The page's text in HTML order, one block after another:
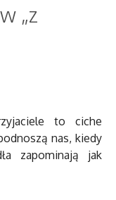
„z
to ciche
nas, kiedy
zapominają jak